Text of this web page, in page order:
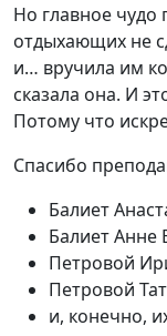
Но главное
отдыхающих не
и… вручила им
сказала она. И
Потому что
Спасибо
Балиет
Балиет Анне
Петровой
Петровой
и, конечно,